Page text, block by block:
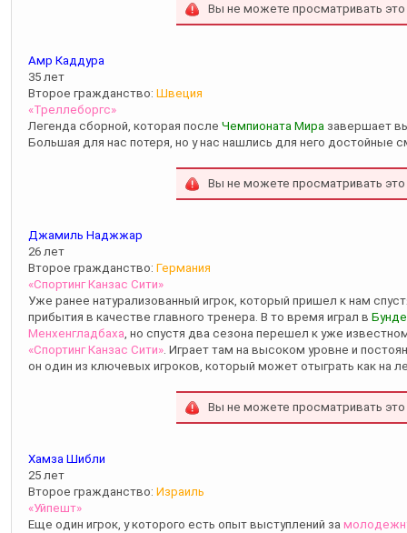
Вы не можете просматривать
Амр Каддура
35 лет
Второе гражданство: Швеция
«Треллеборгс»
Легенда сборной, которая после Чемпионата Мира завершает
Большая для нас потеря, но у нас нашлись для него достойные
Вы не можете просматривать
Джамиль Наджжар
26 лет
Второе гражданство: Германия
«Спортинг Канзас Сити»
Уже ранее натурализованный игрок, который пришел к нам
прибытия в качестве главного тренера. В то время играл в
Менхенгладбаха , но спустя два сезона перешел к уже
«Спортинг Канзас Сити» . Играет там на высоком уровне и
он один из ключевых игроков, который может отыграть как на
Вы не можете просматривать
Хамза Шибли
25 лет
Второе гражданство: Израиль
«Уйпешт»
Еще один игрок, у которого есть опыт выступлений за